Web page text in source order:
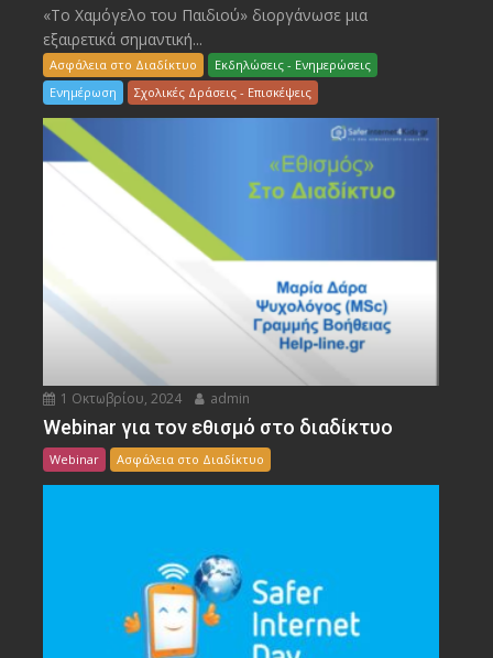
«Το Χαμόγελο του Παιδιού» διοργάνωσε μια
εξαιρετικά σημαντική...
Ασφάλεια στο Διαδίκτυο
Εκδηλώσεις - Ενημερώσεις
Ενημέρωση
Σχολικές Δράσεις - Επισκέψεις
1 Οκτωβρίου, 2024 admin
Webinar για τον εθισμό στο διαδίκτυο
Webinar Ασφάλεια στο Διαδίκτυο